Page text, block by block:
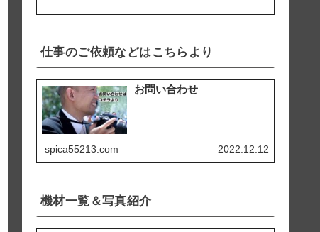
仕事のご依頼などはこちらより
お問い合わせ
spica55213.com 2022.12.12
機材一覧＆写真紹介